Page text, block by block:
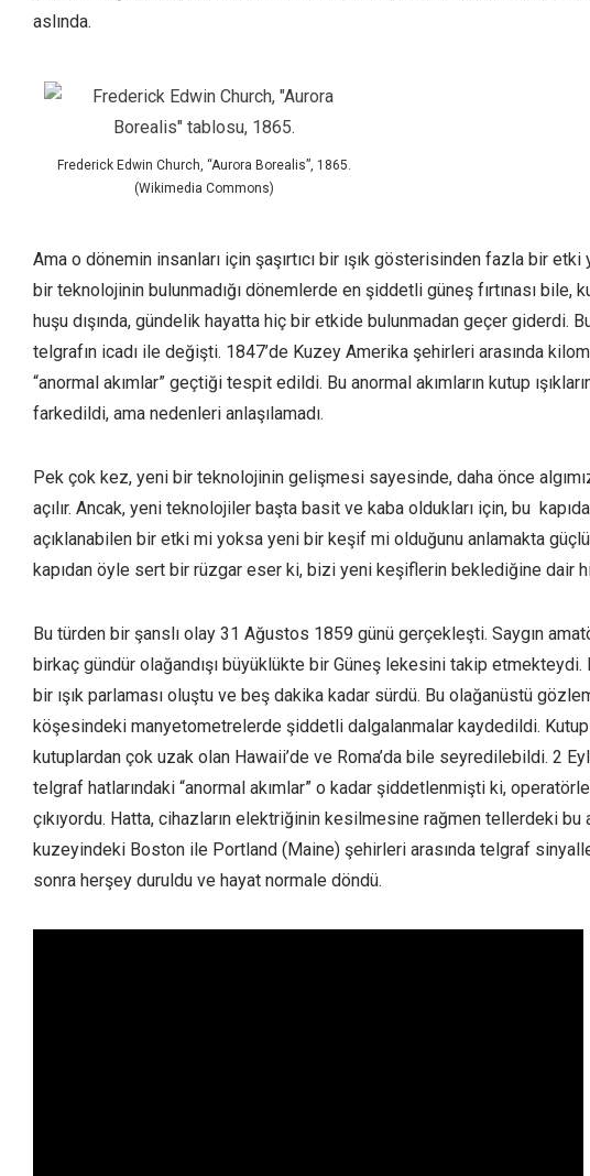
aslında.
Frederick Edwin Church, “Aurora Borealis”, 1865.
(Wikimedia Commons)
Ama o dönemin insanları için şaşırtıcı bir ışık gösterisinden fazla bir etki
bir teknolojinin bulunmadığı dönemlerde en şiddetli güneş fırtınası bile,
huşu dışında, gündelik hayatta hiç bir etkide bulunmadan geçer giderdi.
telgrafın icadı ile değişti. 1847’de Kuzey Amerika şehirleri arasında
“anormal akımlar” geçtiği tespit edildi. Bu anormal akımların kutup
farkedildi, ama nedenleri anlaşılamadı.
Pek çok kez, yeni bir teknolojinin gelişmesi sayesinde, daha önce
açılır. Ancak, yeni teknolojiler başta basit ve kaba oldukları için, bu
açıklanabilen bir etki mi yoksa yeni bir keşif mi olduğunu anlamakta
kapıdan öyle sert bir rüzgar eser ki, bizi yeni keşiflerin beklediğine dair
Bu türden bir şanslı olay 31 Ağustos 1859 günü gerçekleşti. Saygın
birkaç gündür olağandışı büyüklükte bir Güneş lekesini takip
bir ışık parlaması oluştu ve beş dakika kadar sürdü. Bu olağanüstü
köşesindeki manyetometrelerde şiddetli dalgalanmalar kaydedildi. Kutup
kutuplardan çok uzak olan Hawaii’de ve Roma’da bile seyredilebildi. 2
telgraf hatlarındaki “anormal akımlar” o kadar şiddetlenmişti ki,
çıkıyordu. Hatta, cihazların elektriğinin kesilmesine rağmen tellerdeki
kuzeyindeki Boston ile Portland (Maine) şehirleri arasında telgraf
sonra herşey duruldu ve hayat normale döndü.